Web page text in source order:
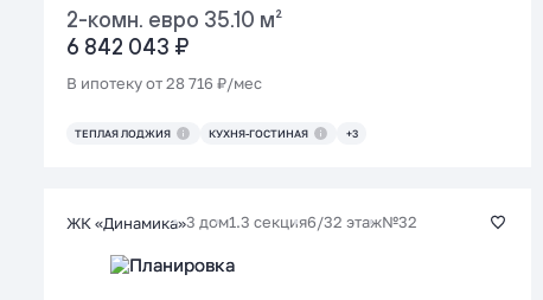
2-комн. евро 35.10 м²
6 842 043 ₽
В ипотеку от 28 716 ₽/мес
ТЕПЛАЯ ЛОДЖИЯ КУХНЯ-ГОСТИНАЯ +3
ЖК «Динамика»3 дом1.3 секция6/32 этаж№32